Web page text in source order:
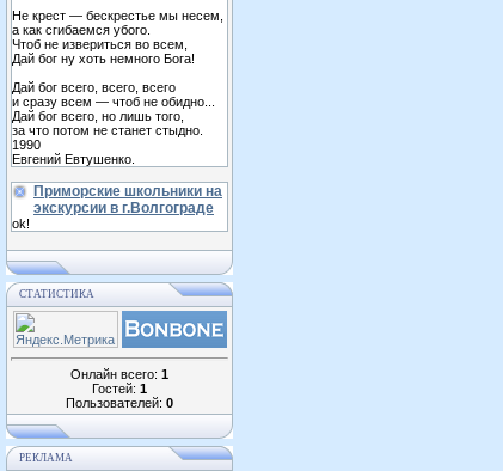
Не крест — бескрестье мы несем,
а как сгибаемся убого.
Чтоб не извериться во всем,
Дай бог ну хоть немного Бога!
Дай бог всего, всего, всего
и сразу всем — чтоб не обидно...
Дай бог всего, но лишь того,
за что потом не станет стыдно.
1990
Евгений Евтушенко.
Приморские школьники на
экскурсии в г.Волгограде
ok!
СТАТИСТИКА
Онлайн всего: 1
Гостей: 1
Пользователей: 0
РЕКЛАМА